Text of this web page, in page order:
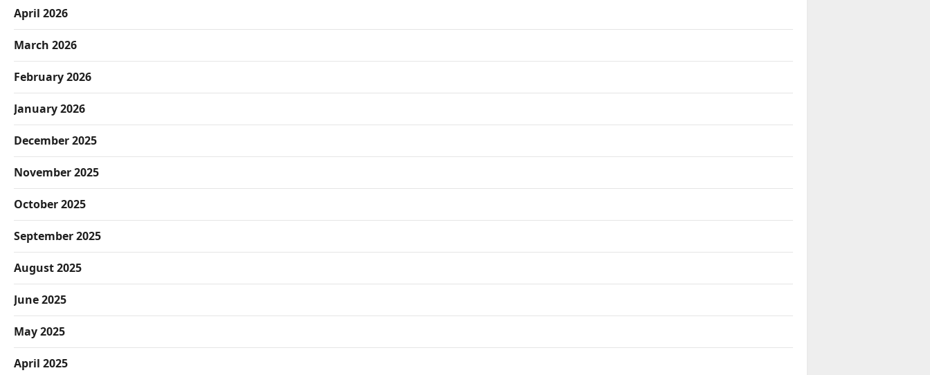
April 2026
March 2026
February 2026
January 2026
December 2025
November 2025
October 2025
September 2025
August 2025
June 2025
May 2025
April 2025